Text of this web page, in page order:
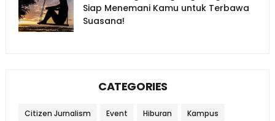
Siap Menemani Kamu untuk Terbawa
Suasana!
CATEGORIES
Citizen Jurnalism Event Hiburan Kampus